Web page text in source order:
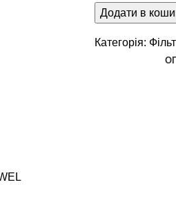
Додати в
Категорія: